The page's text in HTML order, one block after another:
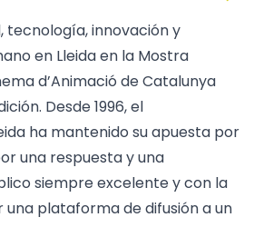
tecnología, innovación y
en Lleida en la Mostra
d’Animació de Catalunya
Desde 1996, el
ha mantenido su apuesta por
una respuesta y una
siempre excelente y con la
plataforma de difusión a un